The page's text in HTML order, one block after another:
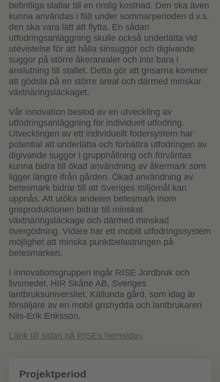
befintliga stallar till en rimlig kostnad. Den ska även
kunna användas i fält under sommarperioden d.v.s.
den ska vara lätt att flytta. En sådan
utfodringsanläggning skulle också underlätta vid
utevistelse för att hålla sinsuggor och digivande
suggor på större åkerarealer och inte bara i
anslutning till stallet. Detta gör att grisarna kommer
att gödsla på en större areal och därmed minskar
växtnäringsläckaget.
Vår innovation bestod av en utveckling av
utfodringsanläggning för individuell utfodring.
Utvecklingen av ett individuellt fodersystem har
potential att underlätta och förbättra utfodringen av
digivande suggor i grupphållning och förväntas
kunna bidra till ökad användning av åkermark som
ligger längre ifrån gården. Ökad användning av
betesmark bidrar till att Sveriges miljömål kan
uppnås. Att utöka andelen betesmark inom
grisproduktionen bidrar till minskat
växtnäringsläckage och därmed minskad
övergödning. Vidare har ett mobilt utfodringssystem
möjlighet att minska punktbelastningen på
betesmarken.
I innovationsgruppen ingår RISE Jordbruk och
livsmedel, HIR Skåne AB, Sveriges
lantbruksuniversitet, Källunda gård, som idag är
försäljare av en mobil grishydda och lantbrukaren
Nils-Erik Eriksson.
Länk till sidan på RISEs hemsida»
Projektperiod